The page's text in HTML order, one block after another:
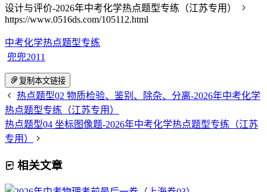
设计与评价-2026年中考化学热点题型专练（江苏专用）
https://www.0516ds.com/105112.html
中考化学热点题型专练
兜兜2011
复制本文链接
热点题型02 物质检验、鉴别、除杂、分离-2026年中考化学
热点题型专练（江苏专用）
热点题型04 坐标图像题-2026年中考化学热点题型专练（江苏
专用）
相关文章